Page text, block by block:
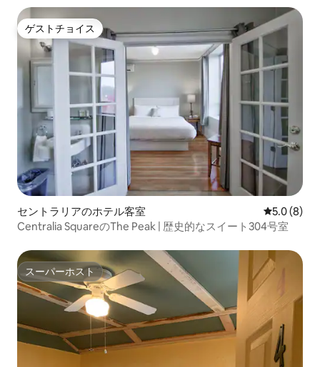
ゲストチョイス
ゲストチョイス
セントラリアのホテル客室 レビュー8
5.0 (8)
Centralia SquareのThe Peak | 歴史的なスイート304号室
スーパーホスト
スーパーホスト